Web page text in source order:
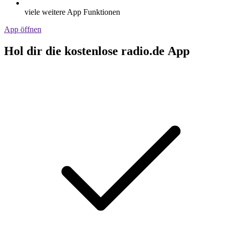
viele weitere App Funktionen
App öffnen
Hol dir die kostenlose radio.de App